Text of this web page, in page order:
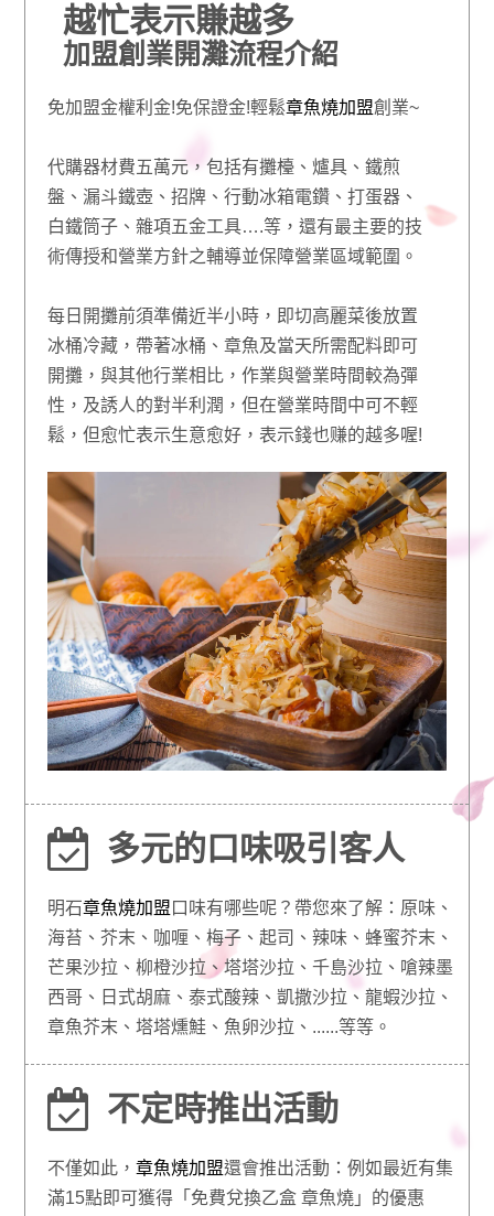
越忙表示賺越多
加盟創業開灘流程介紹
免加盟金權利金!免保證金!輕鬆章魚燒加盟創業~
代購器材費五萬元，包括有攤檯、爐具、鐵煎
盤、漏斗鐵壺、招牌、行動冰箱電鑽、打蛋器、
白鐵筒子、雜項五金工具….等，還有最主要的技
術傳授和營業方針之輔導並保障營業區域範圍。
每日開攤前須準備近半小時，即切高麗菜後放置
冰桶冷藏，帶著冰桶、章魚及當天所需配料即可
開攤，與其他行業相比，作業與營業時間較為彈
性，及誘人的對半利潤，但在營業時間中可不輕
鬆，但愈忙表示生意愈好，表示錢也赚的越多喔!
多元的口味吸引客人
明石章魚燒加盟 口味有哪些呢？帶您來了解：原味、
海苔、芥末、咖喱、梅子、起司、辣味、蜂蜜芥末、
芒果沙拉、柳橙沙拉、塔塔沙拉、千島沙拉、嗆辣墨
西哥、日式胡麻、泰式酸辣、凱撒沙拉、龍蝦沙拉、
章魚芥末、塔塔燻鮭、魚卵沙拉、......等等。
不定時推出活動
不僅如此，章魚燒加盟還會推出活動：例如最近有集
滿15點即可獲得「免費兌換乙盒 章魚燒」的優惠